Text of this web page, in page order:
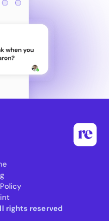
rights reserved